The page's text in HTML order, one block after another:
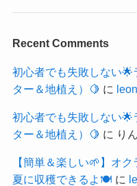
Recent Comments
初心者でも失敗しない
ター＆地植え）🍋 に
初心者でも失敗しない
ター＆地植え）🍋 に りん
【簡単＆楽しい🌱】オ
夏に収穫できるよ🍽️ に